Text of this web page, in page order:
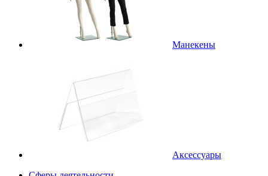
Манекены
Аксессуары